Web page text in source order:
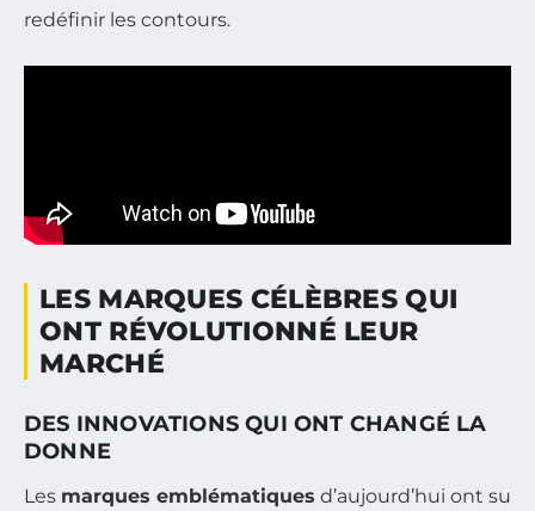
redéfinir les contours.
LES MARQUES CÉLÈBRES QUI
ONT RÉVOLUTIONNÉ LEUR
MARCHÉ
DES INNOVATIONS QUI ONT CHANGÉ LA
DONNE
Les marques emblématiques d’aujourd’hui ont su